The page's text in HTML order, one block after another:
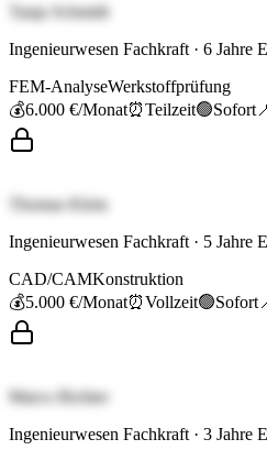
Tanja Schmidt
Ingenieurwesen Fachkraft · 6 Jahre
FEM-AnalyseWerkstoffprüfung
💰6.000 €/Monat⏰Teilzeit🟢Sofort
Thomas Klein
Ingenieurwesen Fachkraft · 5 Jahre
CAD/CAMKonstruktion
💰5.000 €/Monat⏰Vollzeit🟢Sofort
Marco Richter
Ingenieurwesen Fachkraft · 3 Jahre